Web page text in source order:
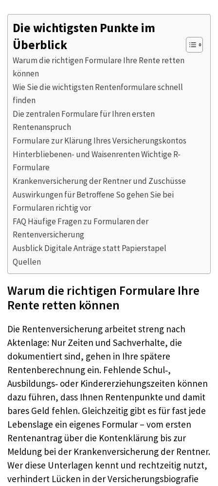
Die wichtigsten Punkte im
Überblick
Warum die richtigen Formulare Ihre Rente retten
können
Wie Sie die wichtigsten Rentenformulare schnell
finden
Die zentralen Formulare für Ihren ersten
Rentenanspruch
Formulare zur Klärung Ihres Versicherungskontos
Hinterbliebenen- und Waisenrenten Wichtige R-
Formulare
Krankenversicherung der Rentner und Zuschüsse
Auswirkungen für Betroffene So gehen Sie bei
Formularen richtig vor
FAQ Häufige Fragen zu Formularen der
Rentenversicherung
Ausblick Digitale Anträge statt Papierstapel
Quellen
Warum die richtigen Formulare Ihre
Rente retten können
Die Rentenversicherung arbeitet streng nach
Aktenlage: Nur Zeiten und Sachverhalte, die
dokumentiert sind, gehen in Ihre spätere
Rentenberechnung ein. Fehlende Schul‑,
Ausbildungs‑ oder Kindererziehungszeiten können
dazu führen, dass Ihnen Rentenpunkte und damit
bares Geld fehlen. Gleichzeitig gibt es für fast jede
Lebenslage ein eigenes Formular – vom ersten
Rentenantrag über die Kontenklärung bis zur
Meldung bei der Krankenversicherung der Rentner.
Wer diese Unterlagen kennt und rechtzeitig nutzt,
verhindert Lücken in der Versicherungsbiografie